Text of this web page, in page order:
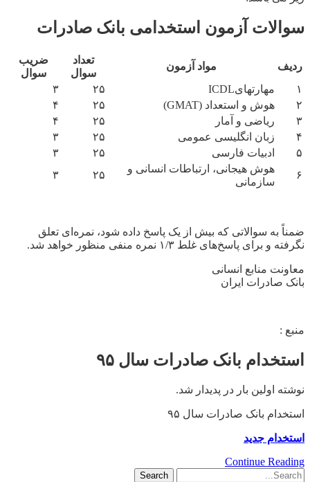
سوالات آزمون استخدامی بانک صادرات
ردیف مواد آزمون
تعداد
سوال
ضریب
سوال
۱
مهارتهایICDL ۲۵
۳
۲
هوش و استعداد (GMAT) ۲۵
۴
۳
ریاضی و آمار ۲۵
۴
۴
زبان انگلیسی عمومی ۲۵
۳
۵
ادبیات فارسی ۲۵
۳
۶
هوش هیجانی، ارتباطات انسانی و
سازمانی
۲۵ ۳
ضمناً ‌به سوالاتی که بیش از یک پاسخ داده شود، نمره‌ای تعلق
نگرفته و برای پاسخ‌های غلط ۱/۳ نمره‌ منفی منظور خواهد شد.
معاونت منابع انسانی
بانک صادرات ایران
منبع :
استخدام بانک صادرات سال ۹۵
نوشته اولین بار در پدیدار شد.
استخدام بانک صادرات سال ۹۵
استخدام جدید
Continue Reading